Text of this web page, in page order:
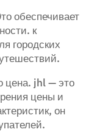
обеспечивает
к
городских
цена. jhl — это
цены и
он